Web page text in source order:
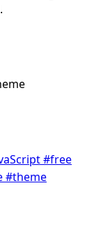
#free
#theme